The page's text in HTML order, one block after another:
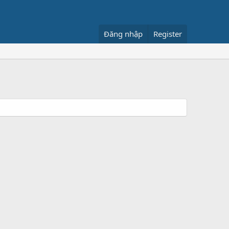
Đăng nhập Register